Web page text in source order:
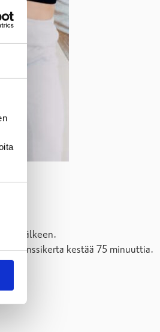
jälkeen.
tanssikerta kestää 75 minuuttia.